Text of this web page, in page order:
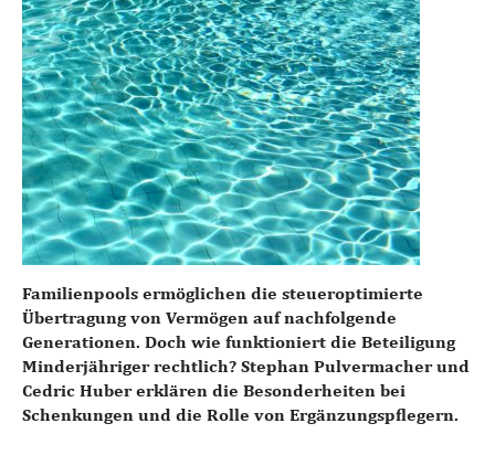
Familienpools ermöglichen die steueroptimierte
Übertragung von Vermögen auf nachfolgende
Generationen. Doch wie funktioniert die Beteiligung
Minderjähriger rechtlich? Stephan Pulvermacher und
Cedric Huber erklären die Besonderheiten bei
Schenkungen und die Rolle von Ergänzungspflegern.